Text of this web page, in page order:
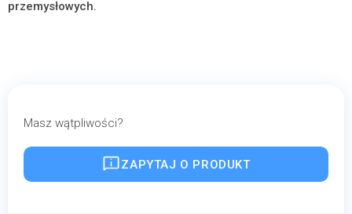
przemysłowych.
Masz wątpliwości?
ZAPYTAJ O PRODUKT